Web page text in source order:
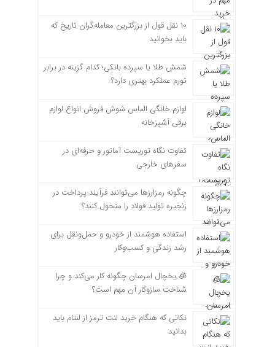
۱۰ نقل قول از بزرگترین معامله‌گران تاریخ که
باید بخوانید
شمش طلا یا سپرده بانکی؛ کدام گزینه در برابر
تورم عملکرد بهتری دارد؟
لوازم خانگی الماس شوش فروش انواع لوازم
برقی آشپزخانه
تفاوت نگاه توریست آماتور و حرفه‌ای در
سفرهای خارجی
چگونه رمزارزها می‌توانند فرآیند پرداخت در
زنجیره تولید فولاد را متحول کنند؟
استفاده هوشمند از خودرو و حمل‌ونقل برای
رشد زندگی و کسب‌وکار
🧊 یخچال امرسان چگونه کار می‌کند و چرا
شناخت سازوکار آن مهم است؟
نکاتی که هنگام خرید لنت ترمز از لنتام باید
بدانید